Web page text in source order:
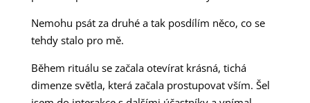
Nemohu psát za druhé a tak posdílím něco, co se
tehdy stalo pro mě.
Během rituálu se začala otevírat krásná, tichá
dimenze světla, která začala prostupovat vším. Šel